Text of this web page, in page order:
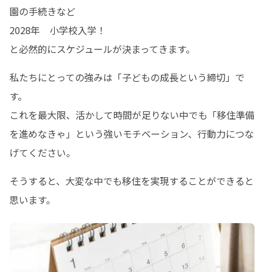
園の手続きなど
2028年　小学校入学！
と必然的にスケジュールが決まってきます。
私たちにとっての強みは「子どもの成長という締切」で
す。
これを最大限、活かして時間が足りない中でも「移住準備
を進めなきゃ」という強いモチベーション、行動力につな
げてください。
そうすると、大変な中でも移住を実現することができると
思います。